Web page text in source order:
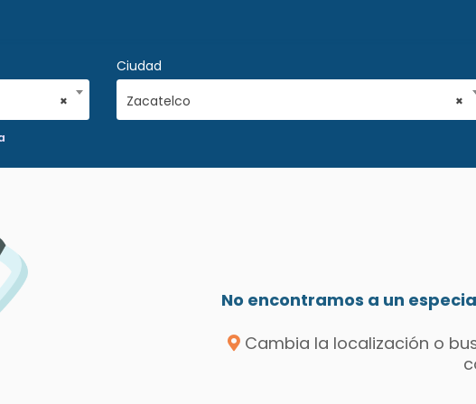
×
Ciudad
×
Zacatelco
No encontramos a un
Cambia la localización o